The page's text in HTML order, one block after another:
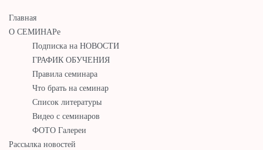
Главная
О СЕМИНАРе
Подписка на НОВОСТИ
ГРАФИК ОБУЧЕНИЯ
Правила семинара
Что брать на семинар
Список литературы
Видео с семинаров
ФОТО Галереи
Рассылка новостей